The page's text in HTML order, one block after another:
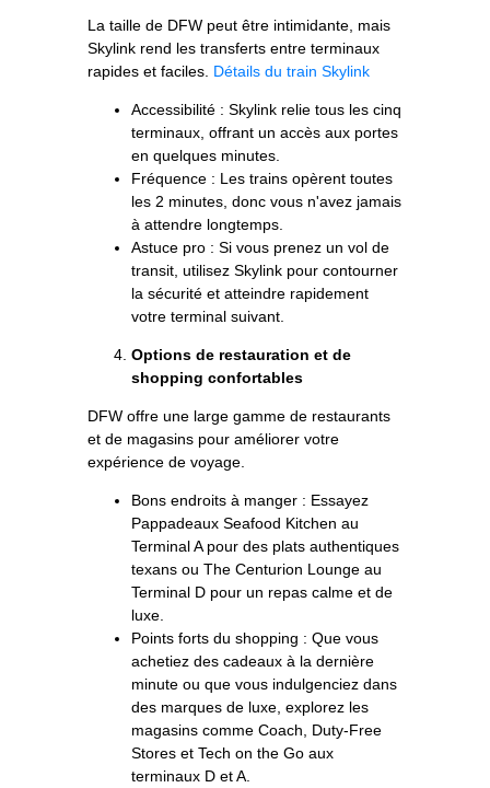
La taille de DFW peut être intimidante, mais
Skylink rend les transferts entre terminaux
rapides et faciles. Détails du train Skylink
Accessibilité : Skylink relie tous les cinq
terminaux, offrant un accès aux portes
en quelques minutes.
Fréquence : Les trains opèrent toutes
les 2 minutes, donc vous n'avez jamais
à attendre longtemps.
Astuce pro : Si vous prenez un vol de
transit, utilisez Skylink pour contourner
la sécurité et atteindre rapidement
votre terminal suivant.
Options de restauration et de
shopping confortables
DFW offre une large gamme de restaurants
et de magasins pour améliorer votre
expérience de voyage.
Bons endroits à manger : Essayez
Pappadeaux Seafood Kitchen au
Terminal A pour des plats authentiques
texans ou The Centurion Lounge au
Terminal D pour un repas calme et de
luxe.
Points forts du shopping : Que vous
achetiez des cadeaux à la dernière
minute ou que vous indulgenciez dans
des marques de luxe, explorez les
magasins comme Coach, Duty-Free
Stores et Tech on the Go aux
terminaux D et A.